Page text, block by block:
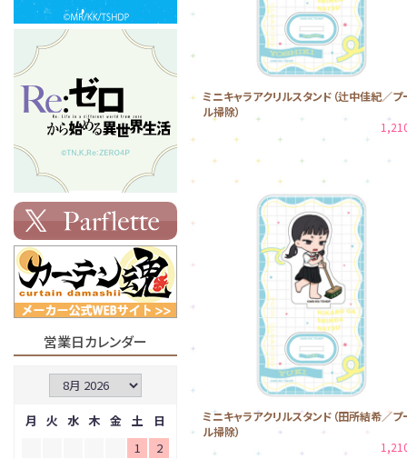
ミニキャラアクリルスタンド（辻中佳紀／プ
ル掃除）
ミニキャラアクリルスタンド（田所結希／プ
ル掃除）
営業日カレンダー
月 火 水 木 金 土
日
1
2